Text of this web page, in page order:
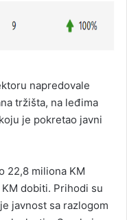
napredovale
tržišta, na leđima
je pokretao javni
22,8 miliona KM
dobiti. Prihodi su
javnost sa razlogom